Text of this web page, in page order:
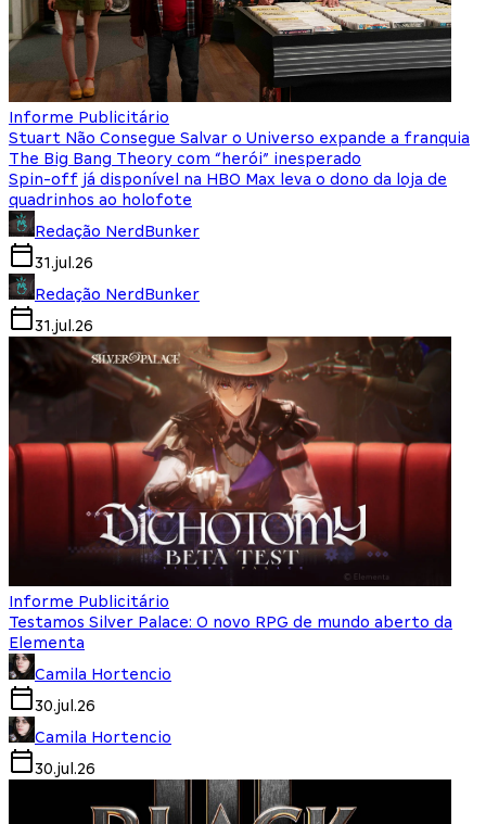
Informe Publicitário
Stuart Não Consegue Salvar o Universo expande a franquia
The Big Bang Theory com “herói” inesperado
Spin-off já disponível na HBO Max leva o dono da loja de
quadrinhos ao holofote
Redação NerdBunker
31.jul.26
Redação NerdBunker
31.jul.26
Informe Publicitário
Testamos Silver Palace: O novo RPG de mundo aberto da
Elementa
Camila Hortencio
30.jul.26
Camila Hortencio
30.jul.26